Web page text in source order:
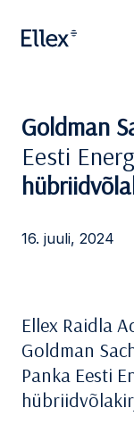
Goldman
Eesti
16. juuli, 2024
Ellex Raidla
Goldman
Panka Eesti